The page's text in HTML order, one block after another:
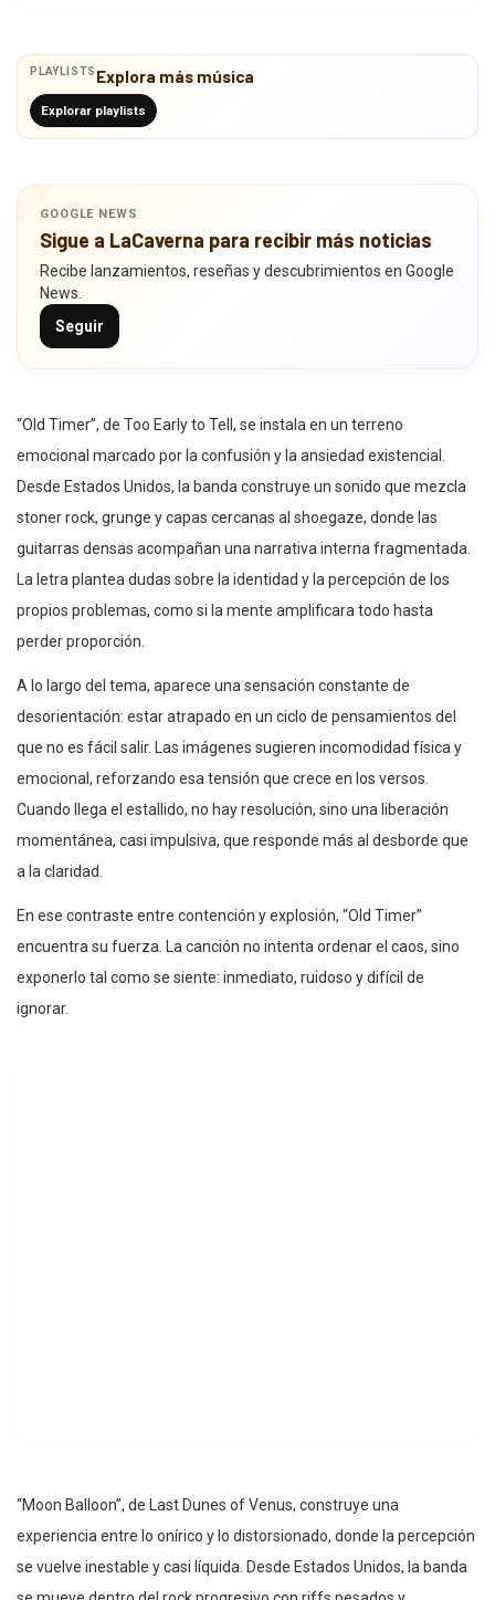
PLAYLISTS Explora más música
Explorar playlists
GOOGLE NEWS
Sigue a LaCaverna para recibir más noticias
Recibe lanzamientos, reseñas y descubrimientos en Google
News.
Seguir
“Old Timer”, de Too Early to Tell, se instala en un terreno
emocional marcado por la confusión y la ansiedad existencial.
Desde Estados Unidos, la banda construye un sonido que mezcla
stoner rock, grunge y capas cercanas al shoegaze, donde las
guitarras densas acompañan una narrativa interna fragmentada.
La letra plantea dudas sobre la identidad y la percepción de los
propios problemas, como si la mente amplificara todo hasta
perder proporción.
A lo largo del tema, aparece una sensación constante de
desorientación: estar atrapado en un ciclo de pensamientos del
que no es fácil salir. Las imágenes sugieren incomodidad física y
emocional, reforzando esa tensión que crece en los versos.
Cuando llega el estallido, no hay resolución, sino una liberación
momentánea, casi impulsiva, que responde más al desborde que
a la claridad.
En ese contraste entre contención y explosión, “Old Timer”
encuentra su fuerza. La canción no intenta ordenar el caos, sino
exponerlo tal como se siente: inmediato, ruidoso y difícil de
ignorar.
“Moon Balloon”, de Last Dunes of Venus, construye una
experiencia entre lo onírico y lo distorsionado, donde la percepción
se vuelve inestable y casi líquida. Desde Estados Unidos, la banda